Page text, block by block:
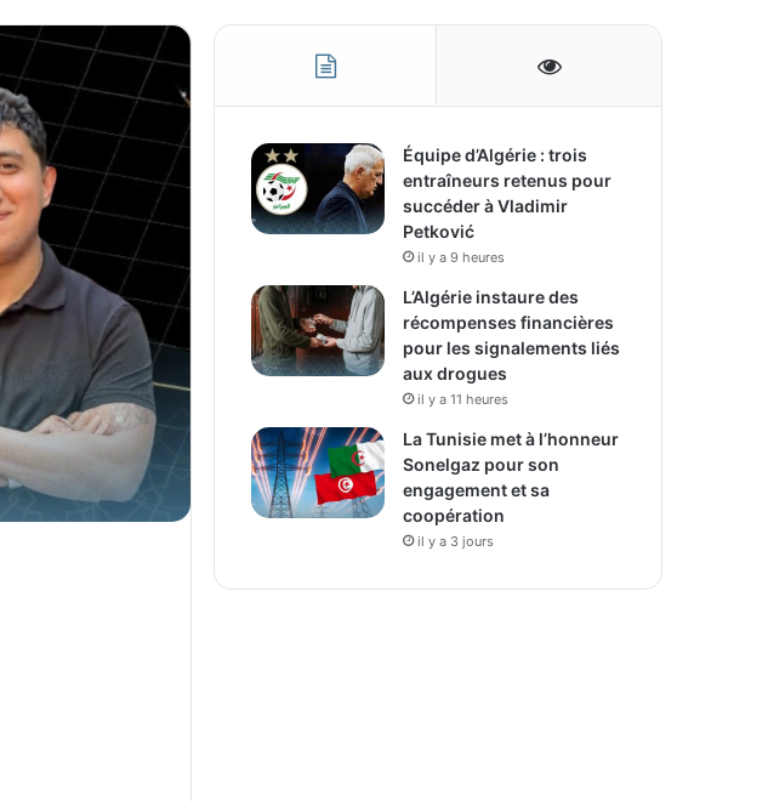
Équipe d’Algérie : trois
entraîneurs retenus pour
succéder à Vladimir
Petković
il y a 9 heures
L’Algérie instaure des
récompenses financières
pour les signalements liés
aux drogues
il y a 11 heures
La Tunisie met à l’honneur
Sonelgaz pour son
engagement et sa
coopération
il y a 3 jours